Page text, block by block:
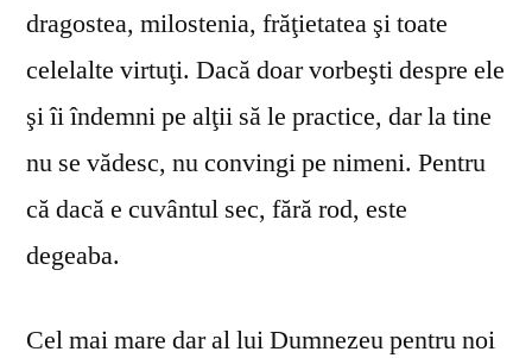
dragostea, milostenia, frăţietatea şi toate
celelalte virtuţi. Dacă doar vorbeşti despre ele
şi îi îndemni pe alţii să le practice, dar la tine
nu se vă­desc, nu convingi pe nimeni. Pentru
că dacă e cuvântul sec, fără rod, este
degeaba.
Cel mai mare dar al lui Dumnezeu pentru noi